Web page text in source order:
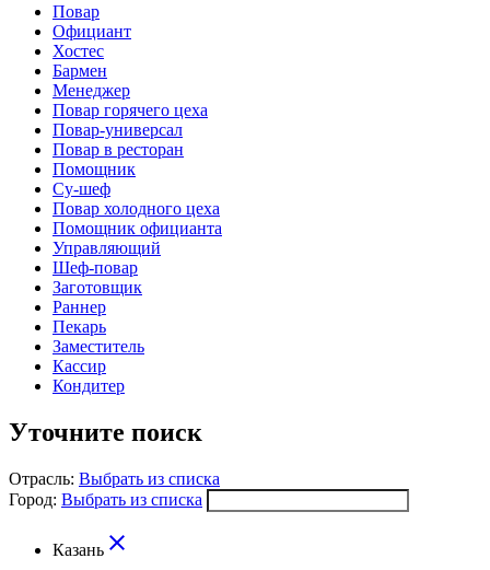
Повар
Официант
Хостес
Бармен
Менеджер
Повар горячего цеха
Повар-универсал
Повар в ресторан
Помощник
Су-шеф
Повар холодного цеха
Помощник официанта
Управляющий
Шеф-повар
Заготовщик
Раннер
Пекарь
Заместитель
Кассир
Кондитер
Уточните поиск
Отрасль: Выбрать из списка
Город: Выбрать из списка
Казань close